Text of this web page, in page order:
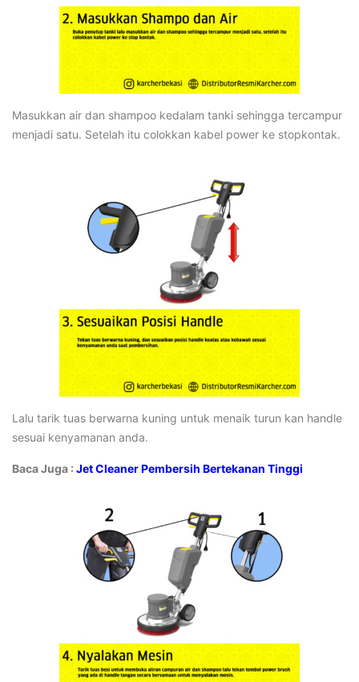
Masukkan air dan shampoo kedalam tanki sehingga tercampur
menjadi satu. Setelah itu colokkan kabel power ke stopkontak.
Lalu tarik tuas berwarna kuning untuk menaik turun kan handle
sesuai kenyamanan anda.
Baca Juga : Jet Cleaner Pembersih Bertekanan Tinggi